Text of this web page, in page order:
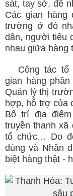
sát, tay sờ, để
Các gian
trường ở đó
dân, người tiêu
nhau giữa hàng
Công tác tổ
gian hàng
Quản lý thị
hợp, hỗ trợ của
Bố trí địa
truyền thanh xã
tổ chức… Do
dùng và Nhân
biệt hàng thật -